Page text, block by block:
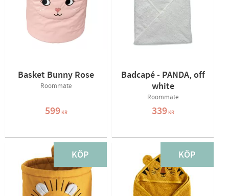
Basket Bunny Rose
Roommate
599KR
Badcapé - PANDA, off
white
Roommate
339KR
KÖP KÖP